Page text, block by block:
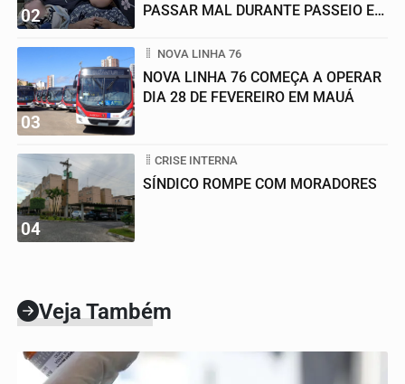
02
PASSAR MAL DURANTE PASSEIO EM
03
NOVA LINHA 76
NOVA LINHA 76 COMEÇA A OPERAR
DIA 28 DE FEVEREIRO EM MAUÁ
04
CRISE INTERNA
SÍNDICO ROMPE COM MORADORES
Veja Também